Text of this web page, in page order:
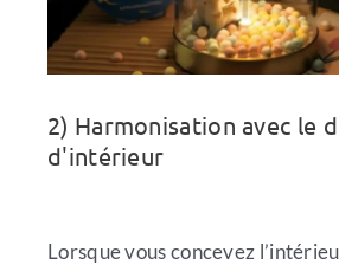
2) Harmonisation avec le
d'intérieur
Lorsque vous concevez